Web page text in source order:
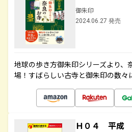
御朱印
2024.06.27 発売
地球の歩き方御朱印シリーズより、
場！すばらしい古寺と御朱印の数々
Ｈ０４ 平成